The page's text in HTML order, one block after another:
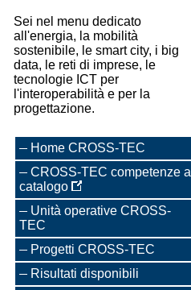
Sei nel menu dedicato
all'energia, la mobilità
sostenibile, le smart city, i big
data, le reti di imprese, le
tecnologie ICT per
l'interoperabilità e per la
progettazione.
Home CROSS-TEC
CROSS-TEC competenze a
catalogo
Unità operative CROSS-
TEC
Progetti CROSS-TEC
Risultati disponibili